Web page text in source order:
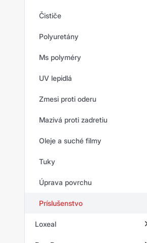
Čističe
Polyuretány
Ms polyméry
UV lepidlá
Zmesi proti oderu
Mazivá proti zadretiu
Oleje a suché filmy
Tuky
Úprava povrchu
Príslušenstvo
Loxeal